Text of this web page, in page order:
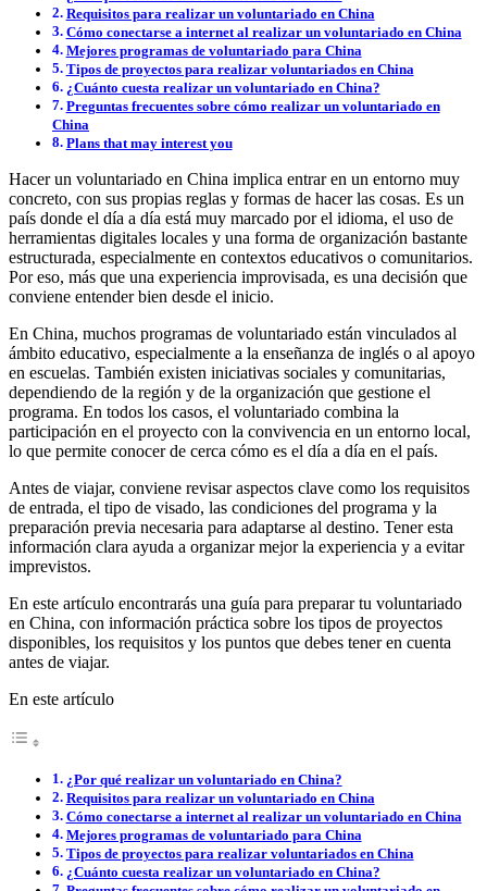
Requisitos para realizar un voluntariado en China
Cómo conectarse a internet al realizar un voluntariado en China
Mejores programas de voluntariado para China
Tipos de proyectos para realizar voluntariados en China
¿Cuánto cuesta realizar un voluntariado en China?
Preguntas frecuentes sobre cómo realizar un voluntariado en
China
Plans that may interest you
Hacer un voluntariado en China implica entrar en un entorno muy
concreto, con sus propias reglas y formas de hacer las cosas. Es un
país donde el día a día está muy marcado por el idioma, el uso de
herramientas digitales locales y una forma de organización bastante
estructurada, especialmente en contextos educativos o comunitarios.
Por eso, más que una experiencia improvisada, es una decisión que
conviene entender bien desde el inicio.
En China, muchos programas de voluntariado están vinculados al
ámbito educativo, especialmente a la enseñanza de inglés o al apoyo
en escuelas. También existen iniciativas sociales y comunitarias,
dependiendo de la región y de la organización que gestione el
programa. En todos los casos, el voluntariado combina la
participación en el proyecto con la convivencia en un entorno local,
lo que permite conocer de cerca cómo es el día a día en el país.
Antes de viajar, conviene revisar aspectos clave como los requisitos
de entrada, el tipo de visado, las condiciones del programa y la
preparación previa necesaria para adaptarse al destino. Tener esta
información clara ayuda a organizar mejor la experiencia y a evitar
imprevistos.
En este artículo encontrarás una guía para preparar tu voluntariado
en China, con información práctica sobre los tipos de proyectos
disponibles, los requisitos y los puntos que debes tener en cuenta
antes de viajar.
En este artículo
¿Por qué realizar un voluntariado en China?
Requisitos para realizar un voluntariado en China
Cómo conectarse a internet al realizar un voluntariado en China
Mejores programas de voluntariado para China
Tipos de proyectos para realizar voluntariados en China
¿Cuánto cuesta realizar un voluntariado en China?